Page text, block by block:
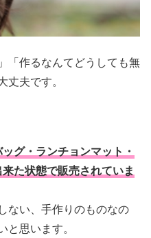
「作るなんてどうしても無
夫です。
グ・ランチョンマット・
た状態で販売されていま
ない、手作りのものなの
思います。